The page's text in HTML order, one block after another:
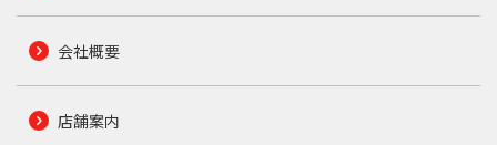
会社概要
店舗案内